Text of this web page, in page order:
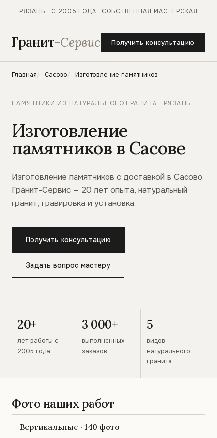
РЯЗАНЬ · С 2005 ГОДА · СОБСТВЕННАЯ МАСТЕРСКАЯ
Гранит-Сервис Получить консультацию
Главная Сасово Изготовление памятников
ПАМЯТНИКИ ИЗ НАТУРАЛЬНОГО ГРАНИТА · РЯЗАНЬ
Изготовление
памятников в Сасове
Изготовление памятников с доставкой в Сасово.
Гранит-Сервис — 20 лет опыта, натуральный
гранит, гравировка и установка.
Получить консультацию
Задать вопрос мастеру
20+
лет работы с
2005 года
3 000+
выполненных
заказов
5
видов
натурального
гранита
Фото наших работ
Вертикальные · 140 фото